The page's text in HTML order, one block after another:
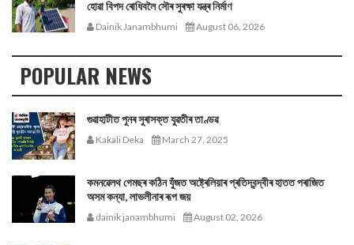
হোৱা বিপদ ৰোধিবলৈ সৌৰ সুৰক্ষা যন্ত্ৰ নিৰ্মাণ
Dainik Janambhumi August 06, 2026
POPULAR NEWS
গুৱাহাটীত পুনৰ সুৰাসক্ত যুৱতীৰ তাণ্ডৱ
Kakali Deka March 27, 2025
কমনৱেলথ গেমছৰ কঠিন যুঁজত অষ্ট্ৰেলিয়াৰ প্ৰতিদ্বন্দ্বীৰ হাতত পৰাজিত
অসম কন্যা, লাভলীনাৰ ৰূপ জয়
dainik janambhumi August 02, 2026